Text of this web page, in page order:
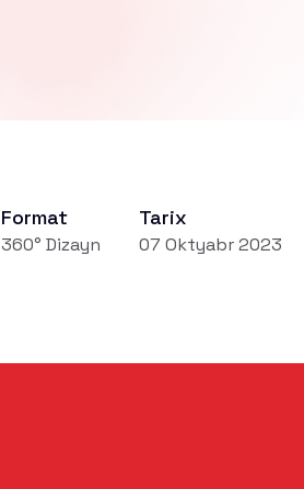
Format
360° Dizayn
Tarix
07 Oktyabr 2023